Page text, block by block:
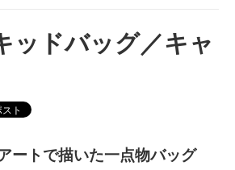
ッドバッグ／キャ
ートで描いた一点物バッグ